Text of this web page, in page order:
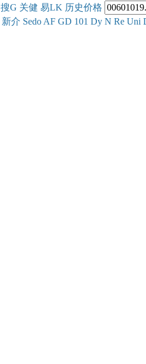
搜G 关健 易LK 历史价格
新介 Sedo AF GD 101 Dy N Re Uni